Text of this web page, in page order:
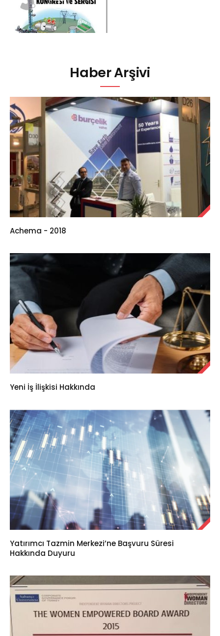
Haber Arşivi
Achema - 2018
Yeni İş İlişkisi Hakkında
Yatırımcı Tazmin Merkezi’ne Başvuru Süresi
Hakkında Duyuru